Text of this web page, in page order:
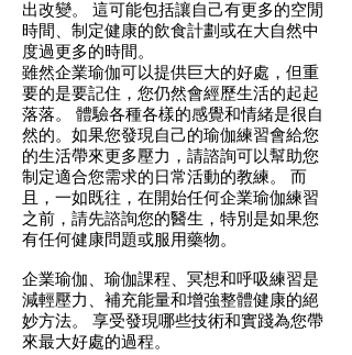
出改變。 這可能包括讓自己有更多的空閒
時間、制定健康的飲食計劃或在大自然中
度過更多的時間。
雖然企業瑜伽可以提供巨大的好處，但重
要的是要記住，您仍然會經歷生活的起起
落落。 體驗各種各樣的感覺和情緒是很自
然的。如果您發現自己的瑜伽練習會給您
的生活帶來更多壓力，請諮詢可以幫助您
制定適合您需求的日常活動的教練。 而
且，一如既往，在開始任何企業瑜伽練習
之前，請先諮詢您的醫生，特別是如果您
有任何健康問題或服用藥物。
企業瑜伽、瑜伽課程、冥想和呼吸練習是
減輕壓力、補充能量和增強整體健康的絕
妙方法。 享受發現哪些技術和實踐為您帶
來最大好處的過程。